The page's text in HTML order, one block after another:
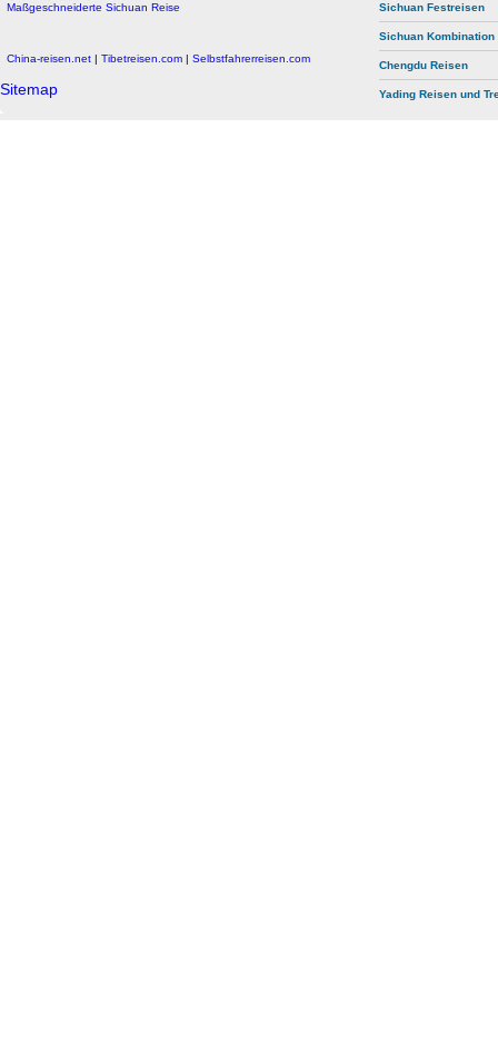
Maßgeschneiderte Sichuan Reise
Sichuan Festreisen
Sichuan Kombination
Chengdu Reisen
Yading Reisen und
China-reisen.net | Tibetreisen.com | Selbstfahrerreisen.com
Sitemap